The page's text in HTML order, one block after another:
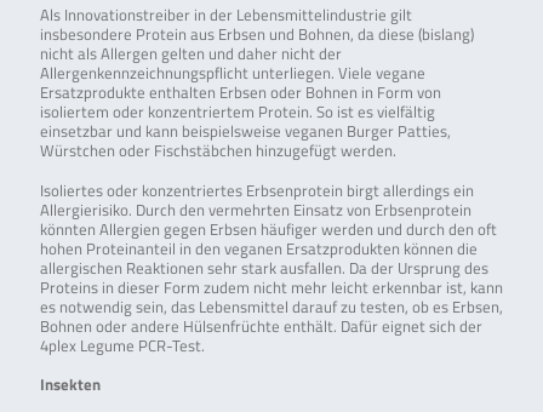
Als Innovationstreiber in der Lebensmittelindustrie gilt
insbesondere Protein aus Erbsen und Bohnen, da diese (bislang)
nicht als Allergen gelten und daher nicht der
Allergenkennzeichnungspflicht unterliegen. Viele vegane
Ersatzprodukte enthalten Erbsen oder Bohnen in Form von
isoliertem oder konzentriertem Protein. So ist es vielfältig
einsetzbar und kann beispielsweise veganen Burger Patties,
Würstchen oder Fischstäbchen hinzugefügt werden.
Isoliertes oder konzentriertes Erbsenprotein birgt allerdings ein
Allergierisiko. Durch den vermehrten Einsatz von Erbsenprotein
könnten Allergien gegen Erbsen häufiger werden und durch den oft
hohen Proteinanteil in den veganen Ersatzprodukten können die
allergischen Reaktionen sehr stark ausfallen. Da der Ursprung des
Proteins in dieser Form zudem nicht mehr leicht erkennbar ist, kann
es notwendig sein, das Lebensmittel darauf zu testen, ob es Erbsen,
Bohnen oder andere Hülsenfrüchte enthält. Dafür eignet sich der
4plex Legume PCR-Test.
Insekten